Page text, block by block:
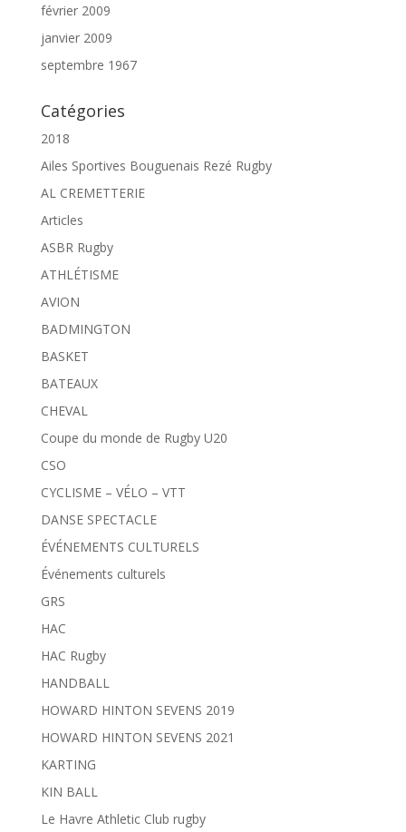
février 2009
janvier 2009
septembre 1967
Catégories
2018
Ailes Sportives Bouguenais Rezé Rugby
AL CREMETTERIE
Articles
ASBR Rugby
ATHLÉTISME
AVION
BADMINGTON
BASKET
BATEAUX
CHEVAL
Coupe du monde de Rugby U20
CSO
CYCLISME – VÉLO – VTT
DANSE SPECTACLE
ÉVÉNEMENTS CULTURELS
Événements culturels
GRS
HAC
HAC Rugby
HANDBALL
HOWARD HINTON SEVENS 2019
HOWARD HINTON SEVENS 2021
KARTING
KIN BALL
Le Havre Athletic Club rugby